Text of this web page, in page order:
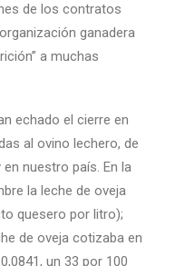
de los contratos
ganadera
a muchas
echado el cierre en
al ovino lechero, de
nuestro país. En la
la leche de oveja
quesero por litro);
de oveja cotizaba en
un 33 por 100